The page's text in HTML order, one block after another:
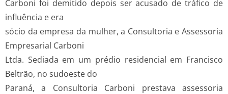
Carboni foi demitido depois ser acusado de tráfico de
influência e era
sócio da empresa da mulher, a Consultoria e Assessoria
Empresarial Carboni
Ltda. Sediada em um prédio residencial em Francisco
Beltrão, no sudoeste do
Paraná, a Consultoria Carboni prestava assessoria